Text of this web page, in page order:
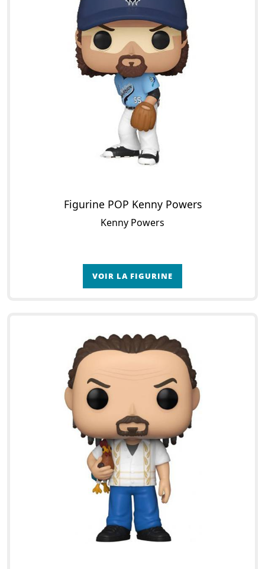
Figurine POP Kenny Powers
Kenny Powers
VOIR LA FIGURINE